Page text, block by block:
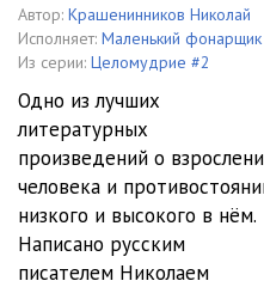
1_10-11
1_12
1_13-14
1_15-17
1_20
Автор: Крашенинников Николай
Исполняет: Маленький фонарщик
Из серии: Целомудрие #2
Одно из лучших
литературных
произведений о
человека и
низкого и высокого в нём.
Написано русским
писателем Николаем